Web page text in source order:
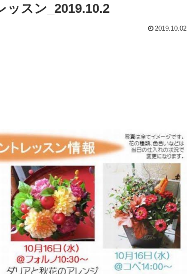
ッスン_2019.10.2
2019.10.02